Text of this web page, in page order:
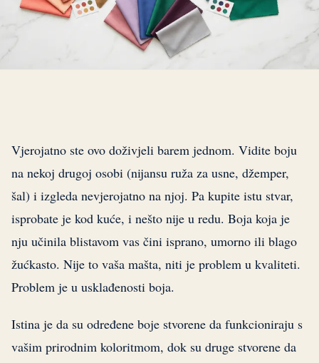
Vjerojatno ste ovo doživjeli barem jednom. Vidite boju
na nekoj drugoj osobi (nijansu ruža za usne, džemper,
šal) i izgleda nevjerojatno na njoj. Pa kupite istu stvar,
isprobate je kod kuće, i nešto nije u redu. Boja koja je
nju učinila blistavom vas čini isprano, umorno ili blago
žućkasto. Nije to vaša mašta, niti je problem u kvaliteti.
Problem je u usklađenosti boja.
Istina je da su određene boje stvorene da funkcioniraju s
vašim prirodnim koloritmom, dok su druge stvorene da